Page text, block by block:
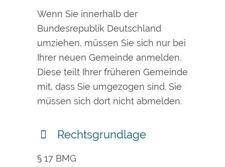
Wenn Sie innerhalb der
Bundesrepublik Deutschland
umziehen, müssen Sie sich nur bei
Ihrer neuen Gemeinde anmelden.
Diese teilt Ihrer früheren Gemeinde
mit, dass Sie umgezogen sind. Sie
müssen sich dort nicht abmelden.
Rechtsgrundlage
§ 17 BMG